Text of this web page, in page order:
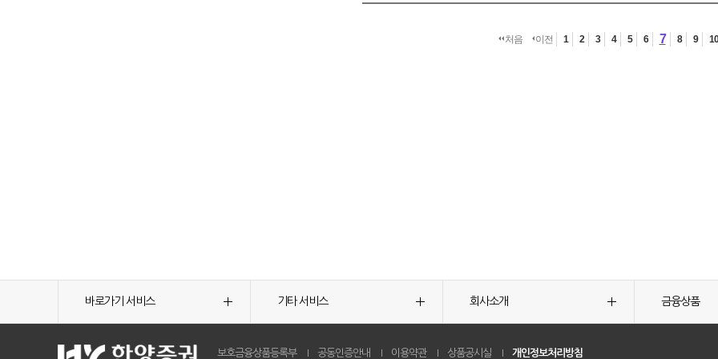
처음 이전 1 2 3 4 5 6 7 8 9 10
바로가기 서비스 기타 서비스 회사소개 금융상품
보호금융상품등록부 공동인증안내 이용약관 상품공시실 개인정보처리방침